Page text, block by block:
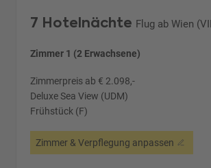
7 Hotelnächte Flug ab Wien
Zimmer 1 (2 Erwachsene)
Zimmerpreis ab € 2.098,-
Deluxe Sea View (UDM)
Frühstück (F)
Zimmer & Verpflegung anpassen